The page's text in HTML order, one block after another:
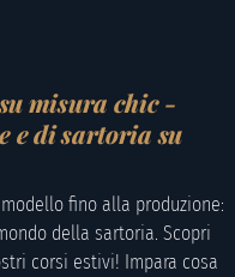
misura chic -
e di sartoria su
fino alla produzione:
della sartoria. Scopri
corsi estivi! Impara cosa